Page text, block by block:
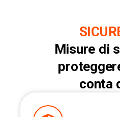
Misure di
conta